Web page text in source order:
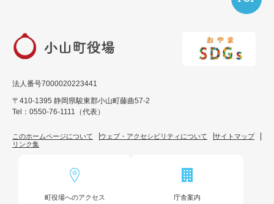
法人番号7000020223441
〒410-1395 静岡県駿東郡小山町藤曲57-2
Tel：0550-76-1111（代表）
このホームページについて ウェブ・アクセシビリティについて
サイトマップ
リンク集
町役場へのアクセス 庁舎案内